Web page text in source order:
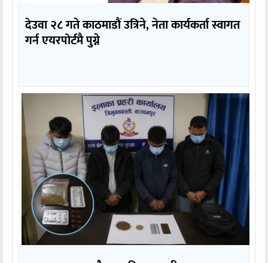
देउवा २८ गते काठमाडौं उत्रिने, नेता कार्यकर्ता स्वागत
गर्न एयरपोर्टमै पुग्ने